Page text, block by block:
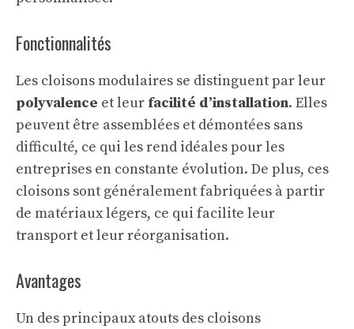
Fonctionnalités
Les cloisons modulaires se distinguent par leur
polyvalence et leur facilité d’installation. Elles
peuvent être assemblées et démontées sans
difficulté, ce qui les rend idéales pour les
entreprises en constante évolution. De plus, ces
cloisons sont généralement fabriquées à partir
de matériaux légers, ce qui facilite leur
transport et leur réorganisation.
Avantages
Un des principaux atouts des cloisons